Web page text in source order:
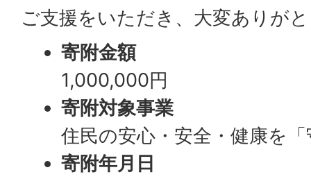
ご支援をいただき、大変ありが
寄附金額
1,000,000円
寄附対象事業
住民の安心・安全・健康を
寄附年月日